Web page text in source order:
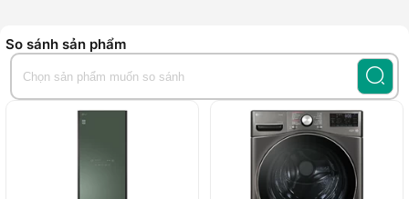
So sánh sản phẩm